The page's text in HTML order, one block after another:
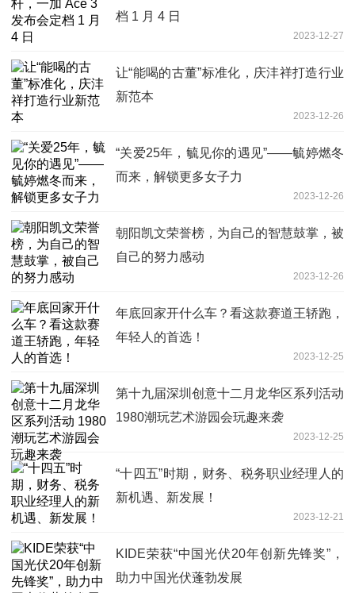
档 1 月 4 日
2023-12-27
让“能喝的古董”标准化，庆沣祥打造行业
新范本
2023-12-26
“关爱25年，毓见你的遇见”——毓婷燃冬
而来，解锁更多女子力
2023-12-26
朝阳凯文荣誉榜，为自己的智慧鼓掌，被
自己的努力感动
2023-12-26
年底回家开什么车？看这款赛道王轿跑，
年轻人的首选！
2023-12-25
第十九届深圳创意十二月龙华区系列活动
1980潮玩艺术游园会玩趣来袭
2023-12-25
“十四五”时期，财务、税务职业经理人的
新机遇、新发展！
2023-12-21
KIDE荣获“中国光伏20年创新先锋奖”，
助力中国光伏蓬勃发展